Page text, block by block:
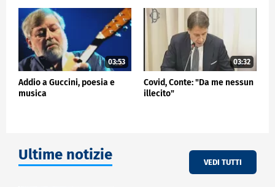
03:53
Addio a Guccini, poesia e
musica
03:32
Covid, Conte: "Da me nessun
illecito"
Ultime notizie VEDI TUTTI